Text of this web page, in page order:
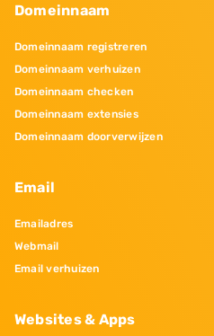
Domeinnaam
Domeinnaam registreren
Domeinnaam verhuizen
Domeinnaam checken
Domeinnaam extensies
Domeinnaam doorverwijzen
Email
Emailadres
Webmail
Email verhuizen
Websites & Apps